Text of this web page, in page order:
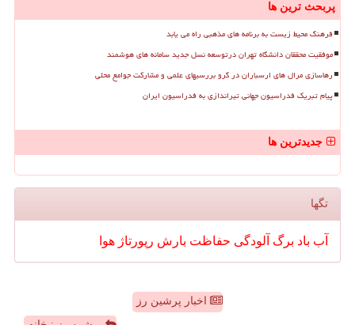
پربحث ترین ها
فرهنگ محیط زیست به برنامه های مذهبی راه می یابد
موفقیت محققان دانشگاه تهران درتوسعه نسل جدید سامانه های هوشمند
رهاسازی مرال های ارسباران در گرو بررسیهای علمی و مشارکت جوامع محلی
پیام تبریک فدراسیون جهانی تیراندازی به فدراسیون ایران
جدیدترین ها
تگها
آب باد برگ آلودگی حفاظت بارش رپورتاژ هوا
اخبار پرشین رز